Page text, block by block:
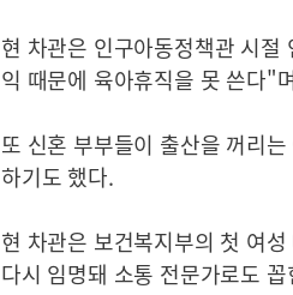
현 차관은 인구아동정책관 시
익 때문에 육아휴직을 못 쓴다"
또 신혼 부부들이 출산을 꺼리
하기도 했다.
현 차관은 보건복지부의 첫 여
다시 임명돼 소통 전문가로도 꼽